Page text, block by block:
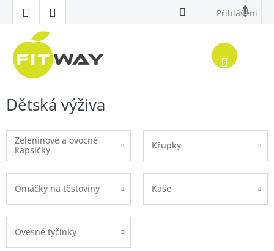
obsah
Přihlášení
Dětská výživa
Zeleninové a ovocné
kapsičky
Křupky
Omáčky na těstoviny Kaše
Ovesné tyčinky